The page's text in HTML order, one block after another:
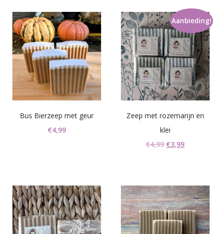
Bus Bierzeep met geur
€4,99
Aanbieding!
Zeep met rozemarijn en
klei
€4,99 Oorspronkelijke
€4,99.
€3,99Huidige
€3,99.